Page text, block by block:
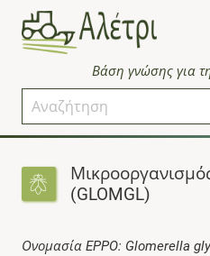
Βάση γνώσης για
(GLOMGL)
Ονομασία EPPO: Glomerella